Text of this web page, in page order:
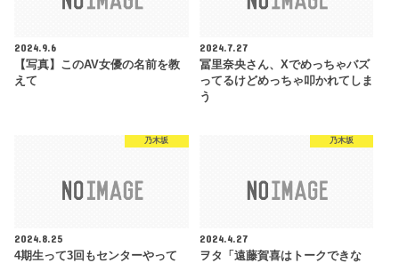
2024.9.6
【写真】このAV女優の名前を教
えて
2024.7.27
冨里奈央さん、Xでめっちゃバズ
ってるけどめっちゃ叩かれてしま
う
乃木坂
2024.8.25
4期生って3回もセンターやって
乃木坂
2024.4.27
ヲタ「遠藤賀喜はトークできな